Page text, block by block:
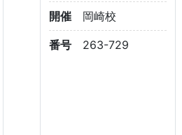
開催 岡崎校
番号 263-729